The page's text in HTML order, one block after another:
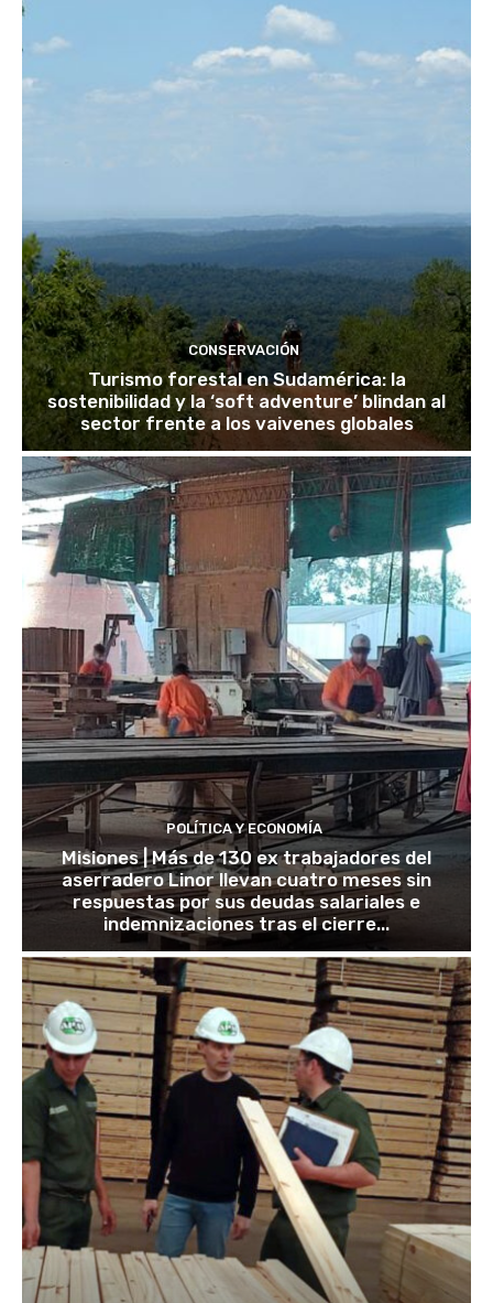
CONSERVACIÓN
Turismo forestal en Sudamérica: la
sostenibilidad y la ‘soft adventure’ blindan al
sector frente a los vaivenes globales
POLÍTICA Y ECONOMÍA
Misiones | Más de 130 ex trabajadores del
aserradero Linor llevan cuatro meses sin
respuestas por sus deudas salariales e
indemnizaciones tras el cierre...